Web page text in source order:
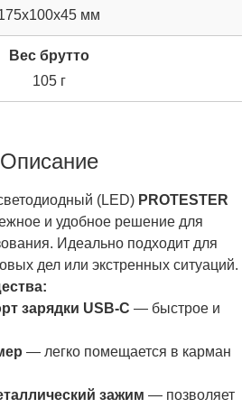
мм
Вес брутто
105 г
Описание
(LED) PROTESTER
и удобное решение для
Идеально подходит для
дел или экстренных ситуаций.
зарядки USB-C — быстрое и
— легко помещается в карман
зажим — позволяет